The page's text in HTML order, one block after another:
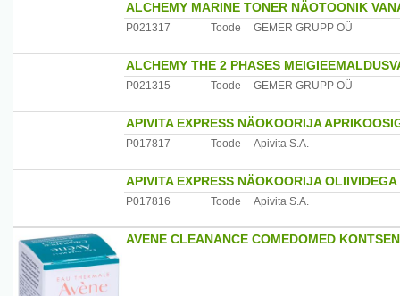
ALCHEMY MARINE TONER NÄOTOONIK
P021317 Toode GEMER GRUPP OÜ
ALCHEMY THE 2 PHASES
P021315 Toode GEMER GRUPP OÜ
APIVITA EXPRESS NÄOKOORIJA
P017817 Toode Apivita S.A.
APIVITA EXPRESS NÄOKOORIJA
P017816 Toode Apivita S.A.
AVENE CLEANANCE COMEDOMED